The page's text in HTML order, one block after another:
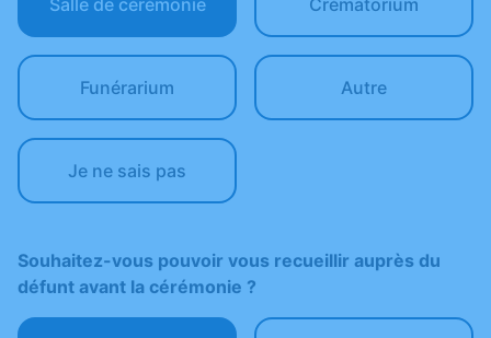
Salle de cérémonie Crématorium
Funérarium Autre
Je ne sais pas
Souhaitez-vous pouvoir vous recueillir auprès du
défunt avant la cérémonie ?